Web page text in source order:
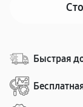
Быстрая